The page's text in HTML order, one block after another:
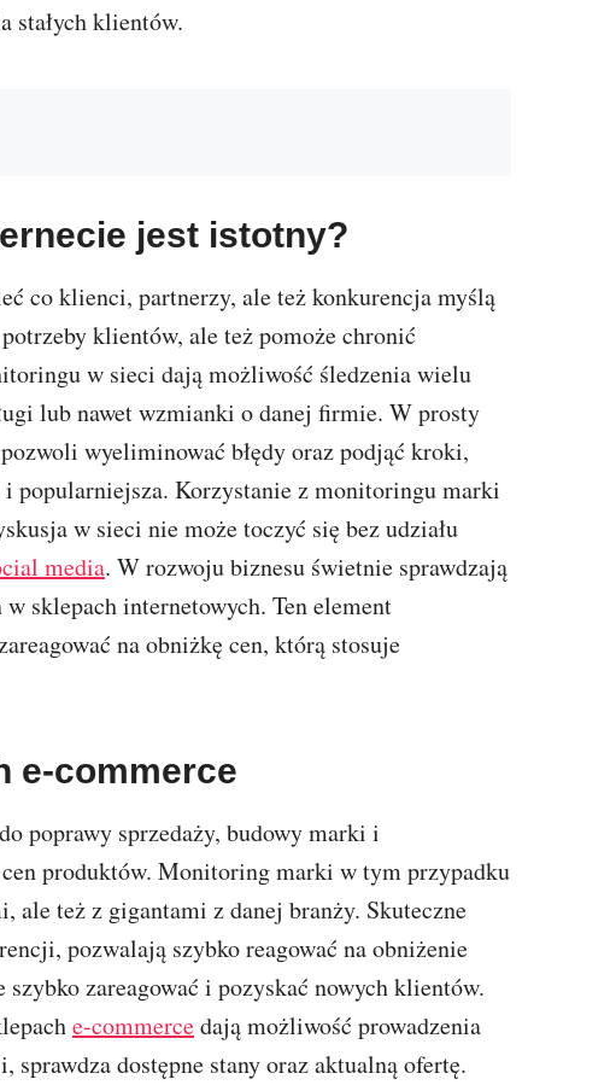
stałych klientów.
jest istotny?
co klienci, partnerzy, ale też konkurencja myślą
klientów, ale też pomoże chronić
w sieci dają możliwość śledzenia wielu
lub nawet wzmianki o danej firmie. W prosty
wyeliminować błędy oraz podjąć kroki,
popularniejsza. Korzystanie z monitoringu marki
w sieci nie może toczyć się bez udziału
media. W rozwoju biznesu świetnie sprawdzają
sklepach internetowych. Ten element
na obniżkę cen, którą stosuje
e-commerce
poprawy sprzedaży, budowy marki i
produktów. Monitoring marki w tym przypadku
ale też z gigantami z danej branży. Skuteczne
pozwalają szybko reagować na obniżenie
zareagować i pozyskać nowych klientów.
e-commercedają możliwość prowadzenia
dostępne stany oraz aktualną ofertę.